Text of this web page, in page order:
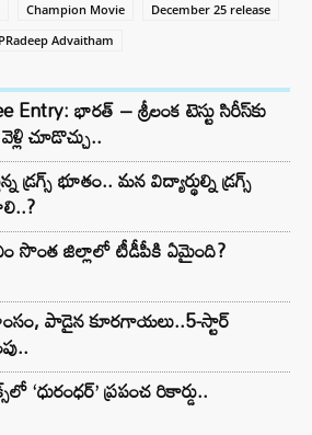
Champion Movie
December 25 release
PRadeep Advaitham
Entry: భారత్ – శ్రీలంక టెస్టు సిరీస్‌కు
చూడొచ్చు..
డ్రగ్స్ భూతం.. మన విద్యార్థుల్ని డ్రగ్స్
సొంత జిల్లాలో టీడీపీకి ఏమైంది?
పాడైన కూరగాయలు..5-స్టార్
‘ధురంధర్’ ప్రపంచ రికార్డు..